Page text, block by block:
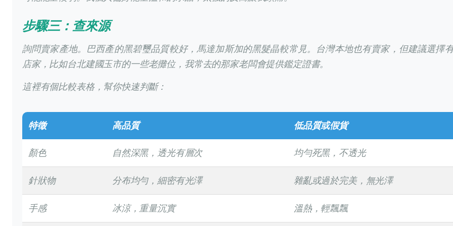
步驟三：查來源
詢問賣家產地。巴西產的黑碧璽品質較好，馬達加斯加的黑髮晶較常見。台灣本地也有賣家，但建議選擇
店家，比如台北建國玉市的一些老攤位，我常去的那家老闆會提供鑑定證書。
這裡有個比較表格，幫你快速判斷：
特徵 高品質 低品質或假貨
顏色 自然深黑，透光有層次 均勻死黑，不透光
針狀物 分布均勻，細密有光澤 雜亂或過於完美，無光澤
手感 冰涼，重量沉實 溫熱，輕飄飄